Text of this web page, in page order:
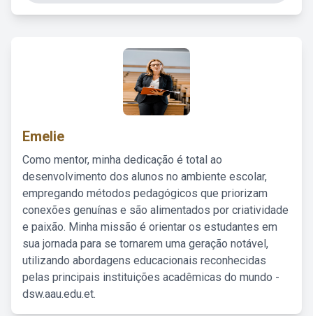
Emelie
Como mentor, minha dedicação é total ao
desenvolvimento dos alunos no ambiente escolar,
empregando métodos pedagógicos que priorizam
conexões genuínas e são alimentados por criatividade
e paixão. Minha missão é orientar os estudantes em
sua jornada para se tornarem uma geração notável,
utilizando abordagens educacionais reconhecidas
pelas principais instituições acadêmicas do mundo -
dsw.aau.edu.et.